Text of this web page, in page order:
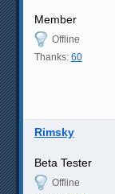
Member
Offline
Thanks: 60
Rimsky
Beta Tester
Offline